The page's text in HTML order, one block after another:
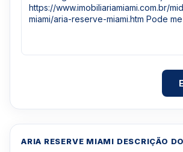
ARIA RESERVE MIAMI DESCRIÇÃO